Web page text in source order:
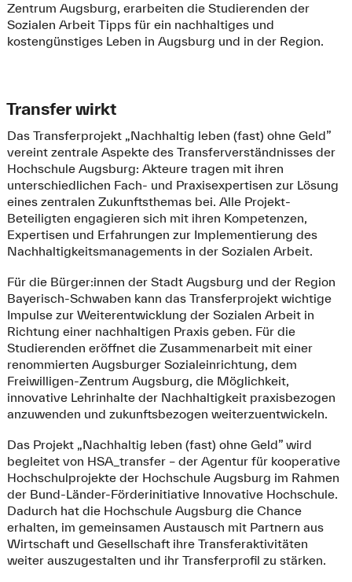
Zentrum Augsburg, erarbeiten die Studierenden der
Sozialen Arbeit Tipps für ein nachhaltiges und
kostengünstiges Leben in Augsburg und in der Region.
Transfer wirkt
Das Transferprojekt „Nachhaltig leben (fast) ohne Geld”
vereint zentrale Aspekte des Transferverständnisses der
Hochschule Augsburg: Akteure tragen mit ihren
unterschiedlichen Fach- und Praxisexpertisen zur Lösung
eines zentralen Zukunftsthemas bei. Alle Projekt-
Beteiligten engagieren sich mit ihren Kompetenzen,
Expertisen und Erfahrungen zur Implementierung des
Nachhaltigkeitsmanagements in der Sozialen Arbeit.
Für die Bürger:innen der Stadt Augsburg und der Region
Bayerisch-Schwaben kann das Transferprojekt wichtige
Impulse zur Weiterentwicklung der Sozialen Arbeit in
Richtung einer nachhaltigen Praxis geben. Für die
Studierenden eröffnet die Zusammenarbeit mit einer
renommierten Augsburger Sozialeinrichtung, dem
Freiwilligen-Zentrum Augsburg, die Möglichkeit,
innovative Lehrinhalte der Nachhaltigkeit praxisbezogen
anzuwenden und zukunftsbezogen weiterzuentwickeln.
Das Projekt „Nachhaltig leben (fast) ohne Geld” wird
begleitet von HSA_transfer – der Agentur für kooperative
Hochschulprojekte der Hochschule Augsburg im Rahmen
der Bund-Länder-Förderinitiative Innovative Hochschule.
Dadurch hat die Hochschule Augsburg die Chance
erhalten, im gemeinsamen Austausch mit Partnern aus
Wirtschaft und Gesellschaft ihre Transferaktivitäten
weiter auszugestalten und ihr Transferprofil zu stärken.